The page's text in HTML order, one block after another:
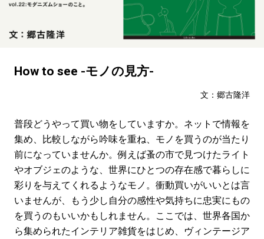
#MONTHLY JOURNAL
#GH 銘品の所以 #フイナムのYouTube
#ととけん #FASHION #MUSIC
How to see -モノの見方-
文：郷古隆洋
普段どうやって買い物をしていますか。ネットで情報を
集め、比較しながら吟味を重ね、モノを買うのが当たり
前になっていませんか。例えば蚤の市で見つけたライト
やオブジェのような、世界にひとつの存在感で暮らしに
彩りを与えてくれるようなモノ。衝動買いがいいとは言
いませんが、もう少し自分の感性や気持ちに忠実にもの
を買うのもいいかもしれません。ここでは、世界各国か
ら集められたインテリア雑貨をはじめ、ヴィンテージア